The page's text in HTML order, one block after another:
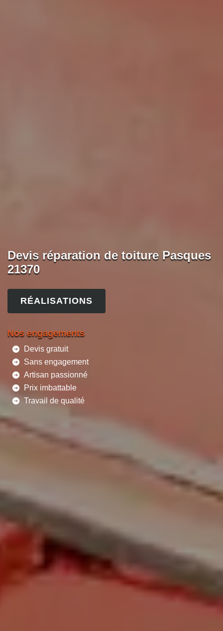
Devis réparation de toiture Pasques
21370
RÉALISATIONS
Nos engagements
Devis gratuit
Sans engagement
Artisan passionné
Prix imbattable
Travail de qualité